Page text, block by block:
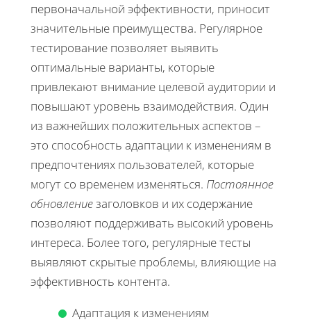
первоначальной эффективности, приносит
значительные преимущества. Регулярное
тестирование позволяет выявить
оптимальные варианты, которые
привлекают внимание целевой аудитории и
повышают уровень взаимодействия. Один
из важнейших положительных аспектов –
это способность адаптации к изменениям в
предпочтениях пользователей, которые
могут со временем изменяться. Постоянное
обновлениезаголовков и их содержание
позволяют поддерживать высокий уровень
интереса. Более того, регулярные тесты
выявляют скрытые проблемы, влияющие на
эффективность контента.
Адаптация к изменениям